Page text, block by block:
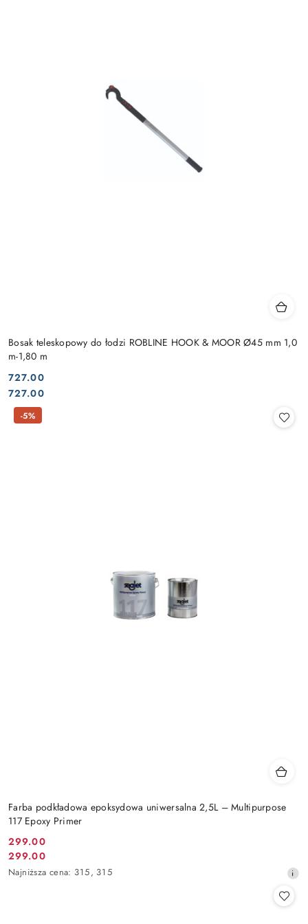
Bosak teleskopowy do łodzi ROBLINE HOOK & MOOR Ø45 mm 1,0
m-1,80 m
Cena:
727.00
Cena:
727.00
Farba podkładowa epoksydowa uniwersalna 2,5L – Multipurpose
117 Epoxy Primer
Cena
promocyjna:
299.00
Cena
promocyjna:
299.00
Najniższa
Najniższa cena: 315, 315
-5%